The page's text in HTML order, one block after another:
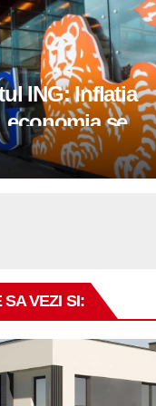
ING: Inflatia
economia se
spre crestere
jumatate a
SA VEZI SI: